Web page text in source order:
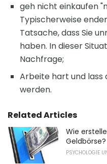
geh nicht einkaufen
Typischerweise
Tatsache, dass Sie
haben. In dieser
Nachfrage;
Arbeite hart und
werden.
Related Articles
Wie
Geldbörse?
PSYCHOLOGIE